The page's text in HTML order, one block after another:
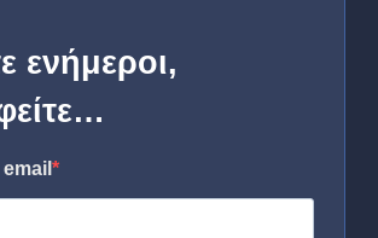
ενήμεροι,